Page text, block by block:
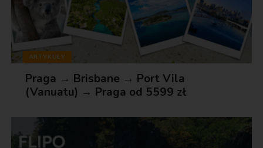
ARTYKUŁY
Praga → Brisbane → Port Vila
(Vanuatu) → Praga od 5599 zł